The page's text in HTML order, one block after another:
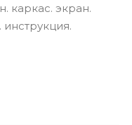
каркас. экран.